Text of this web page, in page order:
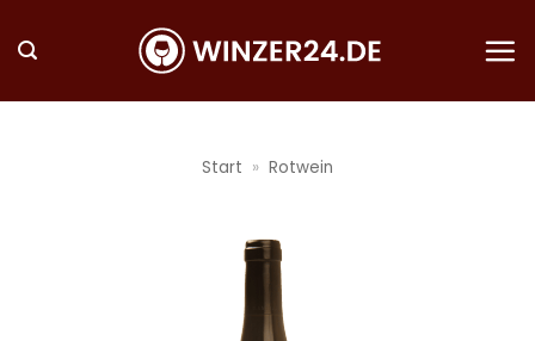
Inhalt
Start » Rotwein